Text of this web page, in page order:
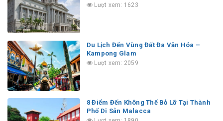
Lượt xem: 1623
Du Lịch Đến Vùng Đất Đa Văn Hóa –
Kampong Glam
Lượt xem: 2059
8 Điểm Đến Không Thể Bỏ Lỡ Tại Thành
Phố Di Sản Malacca